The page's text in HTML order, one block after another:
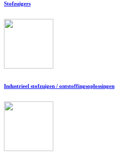
Stofzuigers
Industrieel stofzuigen / ontstoffingsoplossingen